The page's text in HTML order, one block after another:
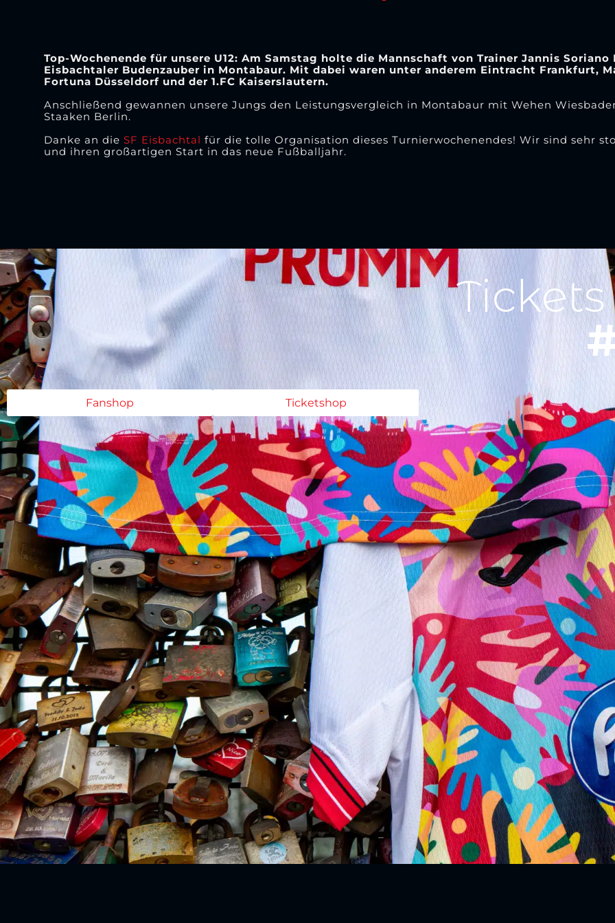
Top-Wochenende für unsere U12: Am Samstag holte die Mannschaft von Trainer Jannis Soriano
Eisbachtaler Budenzauber in Montabaur. Mit dabei waren unter anderem Eintracht Frankfurt,
Fortuna Düsseldorf und der 1.FC Kaiserslautern.
Anschließend gewannen unsere Jungs den Leistungsvergleich in Montabaur mit Wehen
Staaken Berlin.
Danke an die SF Eisbachtal für die tolle Organisation dieses Turnierwochenendes! Wir sind sehr
und ihren großartigen Start in das neue Fußballjahr.
Fanshop Ticketshop